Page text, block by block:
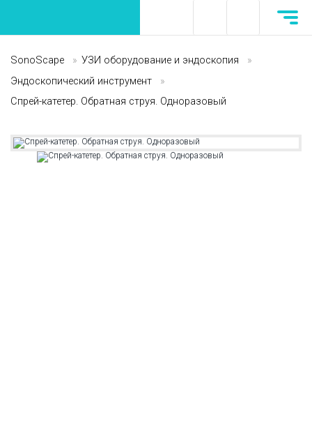
SonoScape » УЗИ оборудование и эндоскопия
»
Эндоскопический инструмент
»
Спрей-катетер. Обратная струя. Одноразовый